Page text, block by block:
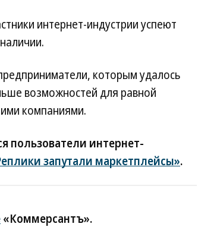
интернет-индустрии успеют
которым удалось
возможностей для равной
компаниями.
пользователи интернет-
запутали маркетплейсы».
«Коммерсантъ».